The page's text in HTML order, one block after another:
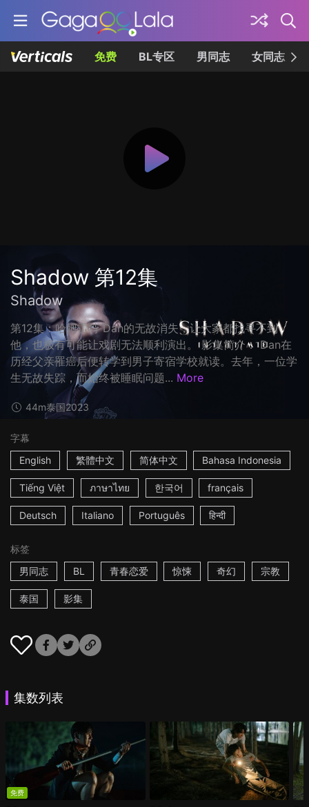
免费 BL专区 男同志 女同志
Shadow 第12集
Shadow
第12集：哈姆雷特 Dan的无故消失，让大家都找寻不到
他，也极有可能让戏剧无法顺利演出。 影集简介： Dan在
历经父亲罹癌后便转学到男子寄宿学校就读。去年，一位学
生无故失踪，而始终被睡眠问题... More
44m泰国2023
字幕
English
繁體中文 简体中文 Bahasa Indonesia
Tiếng Việt ภาษาไทย 한국어 français
Deutsch Italiano Português हिन्दी
标签
男同志
BL 青春恋爱 惊悚 奇幻 宗教
泰国 影集
集数列表
免费